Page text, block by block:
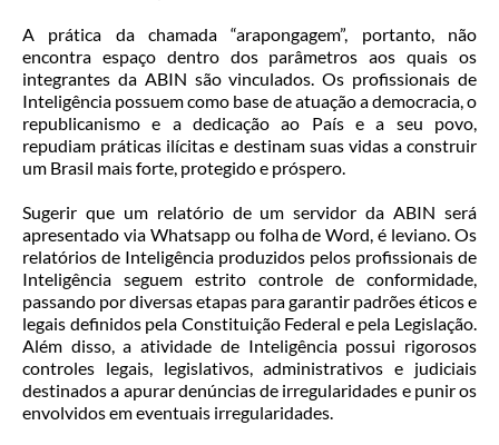
A prática da chamada “arapongagem”, portanto, não
encontra espaço dentro dos parâmetros aos quais os
integrantes da ABIN são vinculados. Os profissionais de
Inteligência possuem como base de atuação a democracia, o
republicanismo e a dedicação ao País e a seu povo,
repudiam práticas ilícitas e destinam suas vidas a construir
um Brasil mais forte, protegido e próspero.
Sugerir que um relatório de um servidor da ABIN será
apresentado via Whatsapp ou folha de Word, é leviano. Os
relatórios de Inteligência produzidos pelos profissionais de
Inteligência seguem estrito controle de conformidade,
passando por diversas etapas para garantir padrões éticos e
legais definidos pela Constituição Federal e pela Legislação.
Além disso, a atividade de Inteligência possui rigorosos
controles legais, legislativos, administrativos e judiciais
destinados a apurar denúncias de irregularidades e punir os
envolvidos em eventuais irregularidades.